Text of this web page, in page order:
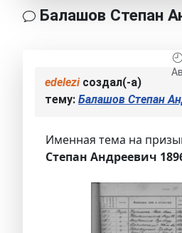
Балашов Степан
edeleziсоздал(-а)
тему: Балашов Степан
Именная тема на
Степан Андреевич